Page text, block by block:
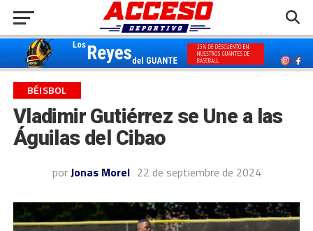
BÉISBOL
Vladimir Gutiérrez se Une a las
Águilas del Cibao
porJonas Morel 22 de septiembre de 2024